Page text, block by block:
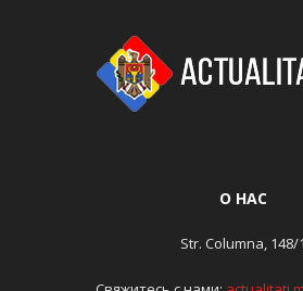
О НАС
Str. Columna, 148/1